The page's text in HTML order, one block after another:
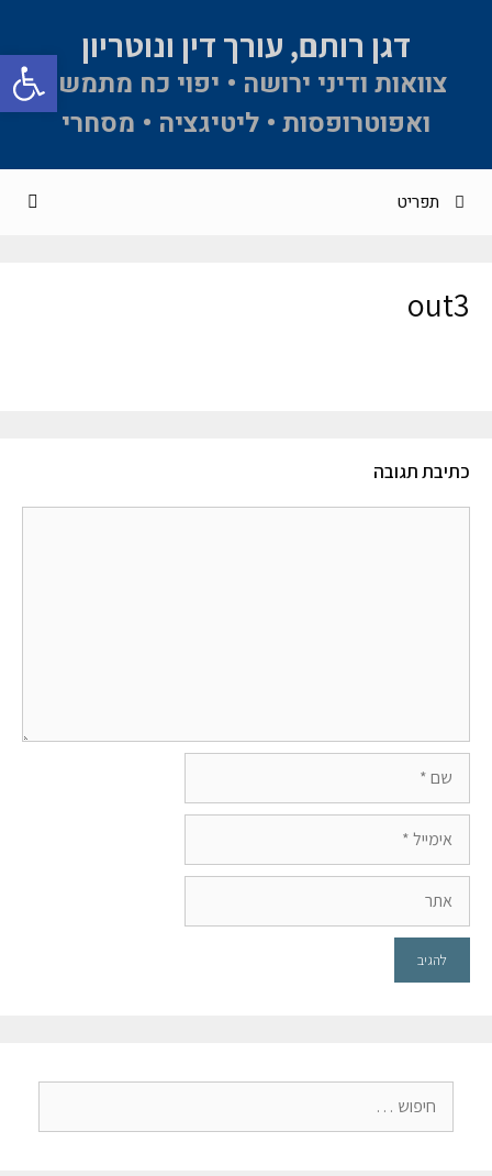
פתח דגן רותם, עורך דין ונוטריון
צוואות ודיני ירושה • יפוי כח מתמשך
ואפוטרופסות • ליטיגציה • מסחרי
תפריט
out3
כתיבת תגובה